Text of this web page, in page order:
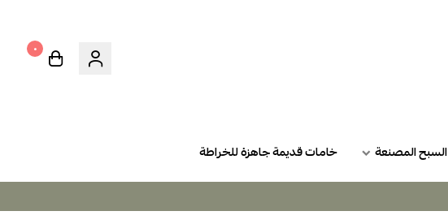
٠
السبح المصنعة خامات قديمة جاهزة للخراطة